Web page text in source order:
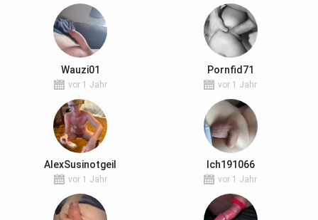
Wauzi01
vor 1 Jahr
Pornfid71
vor 1 Jahr
AlexSusinotgeil
vor 1 Jahr
Ich191066
vor 1 Jahr